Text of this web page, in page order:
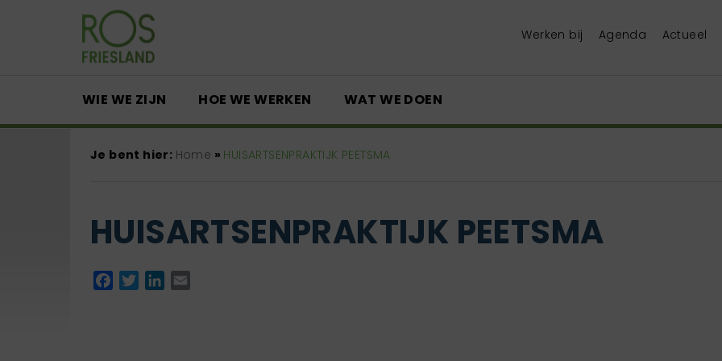
Werken bij Agenda Actueel
WIE WE ZIJN HOE WE WERKEN WAT WE DOEN
Je bent hier: Home » HUISARTSENPRAKTIJK PEETSMA
HUISARTSENPRAKTIJK PEETSMA
Facebook
TwitterLinkedIn